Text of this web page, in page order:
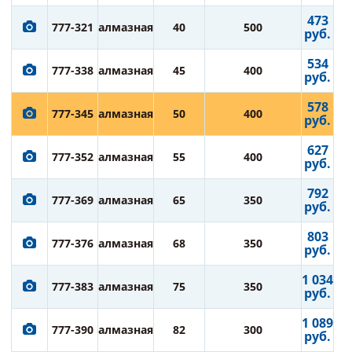
777-321 алмазная 40 500 473
руб.
777-338 алмазная 45 400 534
руб.
777-345 алмазная 50 400 578
руб.
777-352 алмазная 55 400 627
руб.
777-369 алмазная 65 350 792
руб.
777-376 алмазная 68 350 803
руб.
777-383 алмазная 75 350 1 034
руб.
777-390 алмазная 82 300 1 089
руб.